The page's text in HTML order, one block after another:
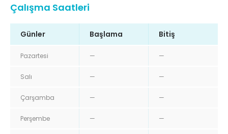
Çalışma Saatleri
Günler Başlama Bitiş
Pazartesi — —
Salı — —
Çarşamba — —
Perşembe — —